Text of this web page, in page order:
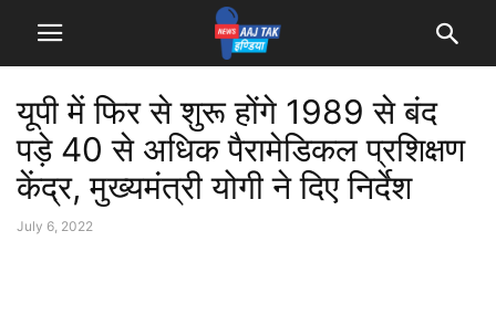
यूपी में फिर से शुरू होंगे 1989 से बंद
पड़े 40 से अधिक पैरामेडिकल प्रशिक्षण
केंद्र, मुख्यमंत्री योगी ने दिए निर्देश
July 6, 2022